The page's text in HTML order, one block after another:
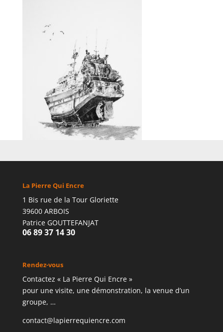
La Pierre Qui Encre
1 Bis rue de la Tour Gloriette
39600 ARBOIS
Patrice GOUTTEFANJAT
06 89 37 14 30
Rendez-vous
Contactez « La Pierre Qui Encre »
pour une visite, une démonstration, la venue d’un
groupe, …
contact@lapierrequiencre.com